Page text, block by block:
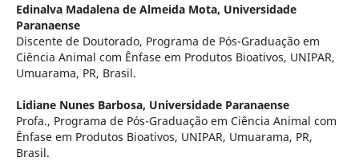
Edinalva Madalena de Almeida Mota, Universidade
Paranaense
Discente de Doutorado, Programa de Pós-Graduação em
Ciência Animal com Ênfase em Produtos Bioativos, UNIPAR,
Umuarama, PR, Brasil.
Lidiane Nunes Barbosa, Universidade Paranaense
Profa., Programa de Pós-Graduação em Ciência Animal com
Ênfase em Produtos Bioativos, UNIPAR, Umuarama, PR,
Brasil.